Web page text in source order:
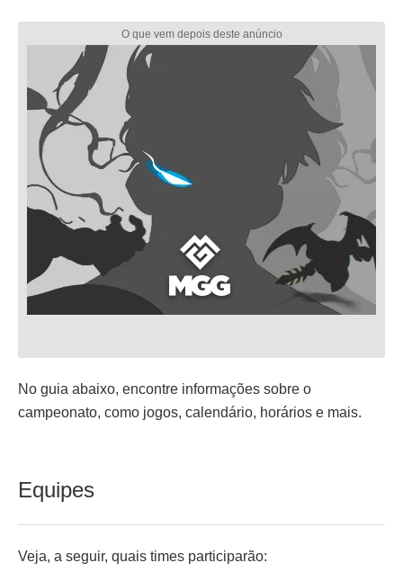
No guia abaixo, encontre informações sobre o
campeonato, como jogos, calendário, horários e mais.
Equipes
Veja, a seguir, quais times participarão: